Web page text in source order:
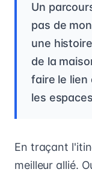
Un
pas de
une
de la
faire le lien
les
En traçant
meilleur allié.